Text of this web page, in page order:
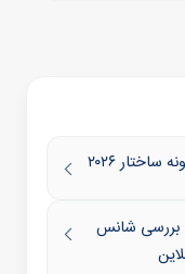
| بررسی شانس